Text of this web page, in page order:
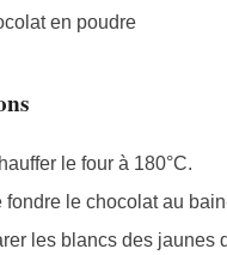
en poudre
le four à 180°C.
fondre le chocolat au
les blancs des jaunes